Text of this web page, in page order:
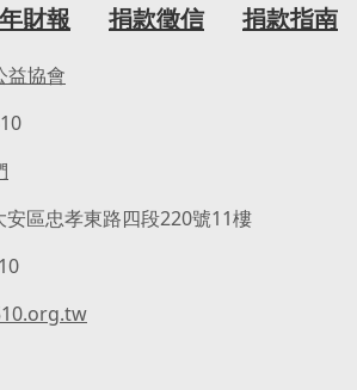
財報 捐款徵信 捐款指南
益協會
區忠孝東路四段220號11樓